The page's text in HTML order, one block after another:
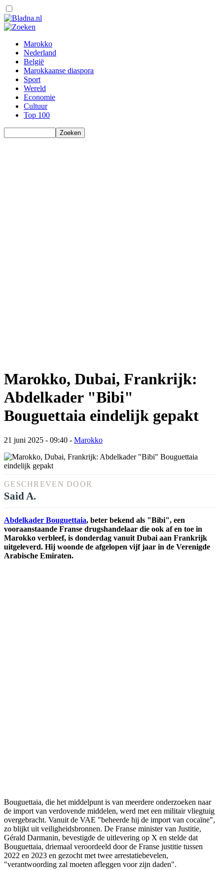
Marokko
Nederland
België
Marokkaanse diaspora
Sport
Wereld
Economie
Cultuur
Top 100
Marokko, Dubai, Frankrijk:
Abdelkader "Bibi"
Bouguettaia eindelijk gepakt
21 juni 2025 - 09:40 - Marokko
GESCHREVEN DOOR
Said A.
Abdelkader Bouguettaia, beter bekend als "Bibi", een
vooraanstaande Franse drugshandelaar die ook af en toe in
Marokko verbleef, is donderdag vanuit Dubai aan Frankrijk
uitgeleverd. Hij woonde de afgelopen vijf jaar in de Verenigde
Arabische Emiraten.
Bouguettaia, die het middelpunt is van meerdere onderzoeken naar
de import van verdovende middelen, werd met een militair vliegtuig
overgebracht. Vanuit de VAE "beheerde hij de import van cocaïne",
zo blijkt uit veiligheidsbronnen. De Franse minister van Justitie,
Gérald Darmanin, bevestigde de uitlevering op X en stelde dat
Bouguettaia, driemaal veroordeeld door de Franse justitie tussen
2022 en 2023 en gezocht met twee arrestatiebevelen,
"verantwoording zal moeten afleggen voor zijn daden".